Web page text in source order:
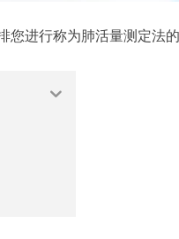
您进行称为肺活量测定法